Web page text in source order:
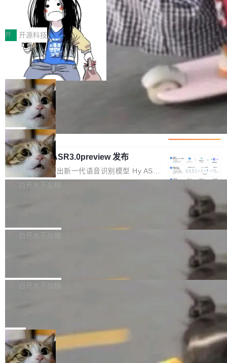
理两个方面，让用户的每一份算力都看得清、管
得住、用得稳、省得下、更安全！ 一、从现在开
始，Token使用一目...
作者）、Quoc Le（Google 大脑核心成员，Se
q2Seq 和 DocAI 的共同发明人）以及 Oriol Vin
yals（Gemini 联合负责人，AlphaSta...
耳科技研发的企业级终端编码智能体——一位全
中文驱动的数字员工，自主理解需求、规划步
骤、编写代码。不挑模型、不挑平台，curl 一行
装完即用。 开源地址：Gitee · GitCode · GitHu
b 安装 支持 Java 8+（8~26）、macOS / Linu
x / Windows / Harmony PC。 # macOS / Linu
x / Harmony PC curl -fsSL https://solon.noea
r.org/solon...
让“代码语义理解”深度释放AI Coding
价值潜能：华为云码道（CodeArts）
代码仓技术解析
一、代码仓深度理解技术的作用与价值 在软件工
程实践中，代码仓是企业核心知识资产的主要载
体。企业级代码仓库通常包含数十万乃至数百万
个文件，其规模远超单次模型调用可承载的上下
文窗口。随着项目规模的持续扩张与代码历史的
不断累积，代码仓中的模块关系、接口契约、业
务逻辑等关键信息往往分散于数十乃至数百个文
件之中，形成高度复杂的知识关联网络。传统的
代码检索手段（如关键词匹配、目录遍历）仅能
在语法层面完成文本定位，难以触及代码的语义
内涵与结构关联，导致开发者使用代码智能体在
理解大规模代码仓时面临显著"代码仓理解"瓶
颈。 代码仓深度理解服务（以下简称" CodeBas
e深度理解服务"）是华为云码道（CodeA...
开 开源科技
一条“删库”命令跑 17 小时，算法工程
师删光 89TB 数据只为干私活
最高人民检察院8月4日公布了一起案件：北京一
名90后算法工程师王某，为了给自己接的私活腾
服务器空间，删光了公司AI游戏部门的全部核心
数据。 王某2024年1月入职东城区某科技公司AI
短剧部门，有互联网大厂背景。在公司内部架构
调整期间，部门三次通知全员将数据从A集群迁
移到B集群，王某都回复了"收到"。 他没有迁移
数据。2024年9月3日下午4点，他使用此前登录
的账号密码进入A集群，输入了一条被程序员圈
称为"删库跑路"的命令——最高管理员权限、无
自研的多个文生3D和...
局
Cloudflare 分享推理优化实践：KV ca
che 量化 + 权重压缩，吞吐量提升 4
1%，成本降 30%
Kimi 和 GLM 是当前最强的大模型系列之一，但
它们有一个共同的问题：太吃显存了。月之暗面
的 Kimi K 系列和智谱的 GLM 都是长上下文、M
oE 架构的大模型，好用到让人上瘾，但 GPU 显
存永远不够用。 Cloudflare 的 Workers AI 团队
一直在跑这些模型的推理。他们在官方博客上发
整性保护。效果是：吞吐量提升 41%，每 token
局
腾讯混元 Hy ASR3.0preview 发布
腾讯混元正式推出新一代语音识别模型 Hy ASR
3.0preview。基于最新一代大语言模型 Hy3 的
让语音识别不再只是听清，而是真正听懂。通过
w 不要求标准普通话，方言识别覆盖粤语、吴语
白开水不加糖
新和少量网页兼容性修复版本。 Changes/fixe
容提供的字体时出现的几个问题 为避免音频加
质的最低采样率）的音频格式将被拒绝 修复了 C
SS 圆角虚线样式中可能存在的问题 如果表单中
的图像元素不在同一个子树中，则它们将不再关
白开水不加糖
发布的 Release Notes，他利用 AI 工具（如 Co
最强的若干项。对于尚未正式发版的 PG 19，则
通过拉取过去一年内（从 PG 18 Beta1 时间点
至今）的所有 commit，同样交由 AI 分析提炼。
白开水不加糖
维护工作一直与我的日常工作、家务、社交生活
和休闲娱乐竞争时间。" 这是 libexpat 维护者 S
ebastian Pipping 写在博客里的话。8 月 4 日，
局
Firefox 153.0.3 发布